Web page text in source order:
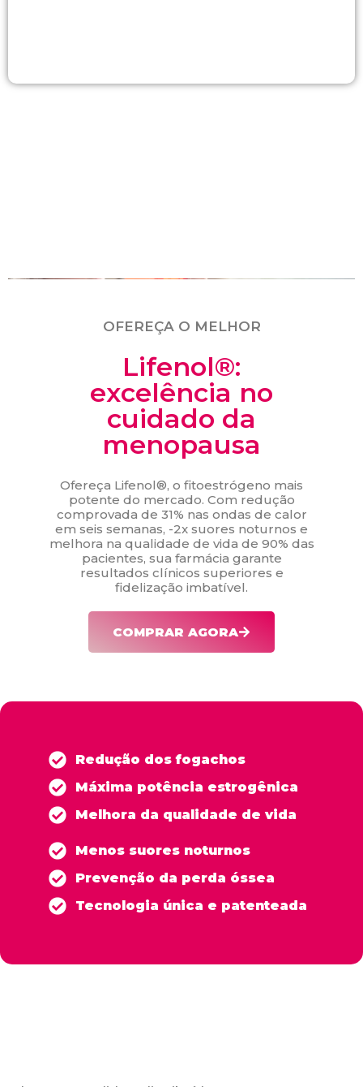
OFEREÇA O MELHOR
Lifenol®:
excelência no
cuidado da
menopausa
Ofereça Lifenol®, o fitoestrógeno mais
potente do mercado. Com redução
comprovada de 31% nas ondas de calor
em seis semanas, -2x suores noturnos e
melhora na qualidade de vida de 90% das
pacientes, sua farmácia garante
resultados clínicos superiores e
fidelização imbatível.
COMPRAR AGORA
Redução dos fogachos
Máxima potência estrogênica
Melhora da qualidade de vida
Menos suores noturnos
Prevenção da perda óssea
Tecnologia única e patenteada